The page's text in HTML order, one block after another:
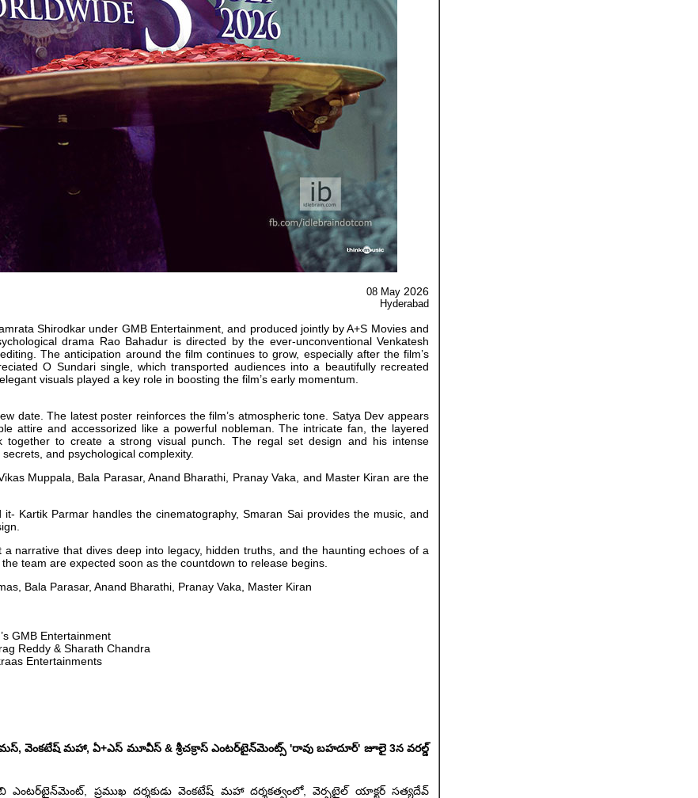
08 May 2026
Hyderabad
Shirodkar under GMB Entertainment, and produced jointly by A+S Movies and
drama Rao Bahadur is directed by the ever-unconventional Venkatesh
The anticipation around the film continues to grow, especially after the film’s
O Sundari single, which transported audiences into a beautifully recreated
visuals played a key role in boosting the film’s early momentum.
date. The latest poster reinforces the film’s atmospheric tone. Satya Dev appears
attire and accessorized like a powerful nobleman. The intricate fan, the layered
together to create a strong visual punch. The regal set design and his intense
and psychological complexity.
Muppala, Bala Parasar, Anand Bharathi, Pranay Vaka, and Master Kiran are the
Kartik Parmar handles the cinematography, Smaran Sai provides the music, and
narrative that dives deep into legacy, hidden truths, and the haunting echoes of a
team are expected soon as the countdown to release begins.
Bala Parasar, Anand Bharathi, Pranay Vaka, Master Kiran
GMB Entertainment
Reddy & Sharath Chandra
Entertainments
వెంకటేష్ మహా, ఏ+ఎస్ మూవీస్ & శ్రీచక్రాస్ ఎంటర్‌టైన్‌మెంట్స్ 'రావు బహదూర్' జూలై 3న వరల్డ్
ప్రముఖ దర్శకుడు వెంకటేష్ మహా దర్శకత్వంలో, వెర్సటైల్ యాక్టర్ సత్యదేవ్